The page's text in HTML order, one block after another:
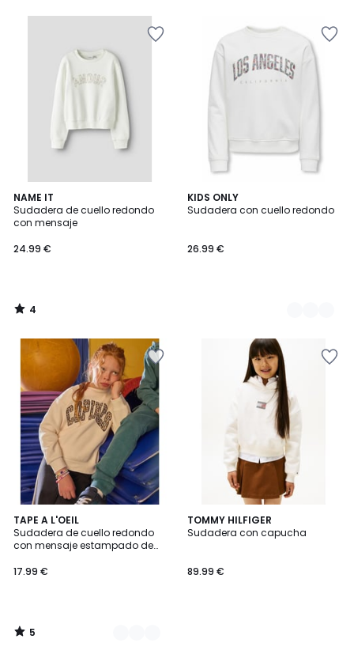
NAME IT
Sudadera de cuello redondo
con mensaje
24.99 €
4
/
5
4
/
KIDS ONLY
Sudadera con cuello redondo
26.99 €
2
Colores
TAPE A L'OEIL
Sudadera de cuello redondo
con mensaje estampado de
17.99 €
5
/
5
2
Colores
5
/
TOMMY HILFIGER
Sudadera con capucha
89.99 €